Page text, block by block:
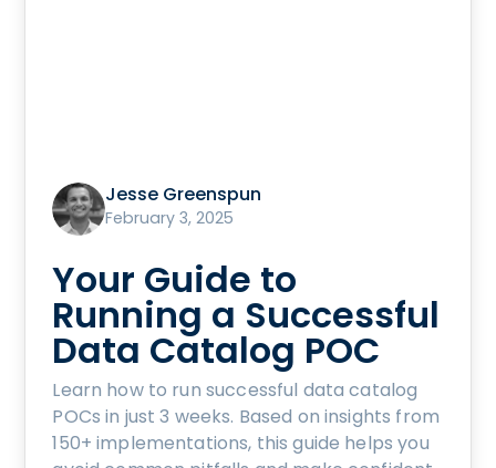
Jesse Greenspun
February 3, 2025
Your Guide to
Running a Successful
Data Catalog POC
Learn how to run successful data catalog
POCs in just 3 weeks. Based on insights from
150+ implementations, this guide helps you